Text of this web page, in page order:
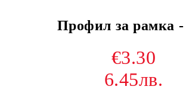
Профил за рамка -
€3.30
6.45лв.